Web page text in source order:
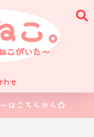
わせ
はこちらから☆